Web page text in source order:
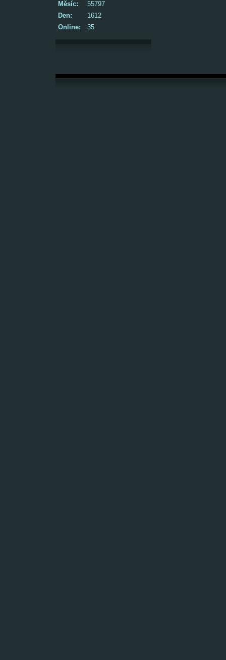
Online: 35
Měsíc:
55797
Den:
1612